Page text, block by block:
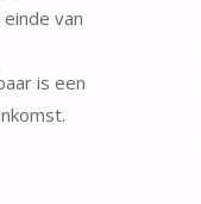
van
is een